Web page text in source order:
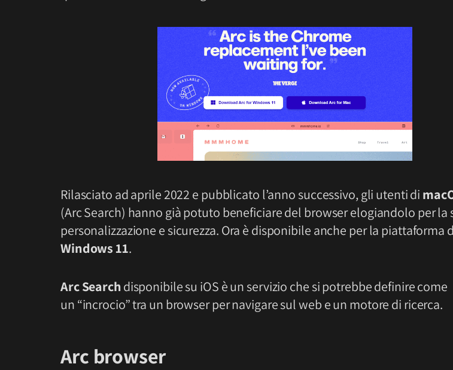
Rilasciato ad aprile 2022 e pubblicato l’anno successivo, gli utenti di
(Arc Search) hanno già potuto beneficiare del browser elogiandolo per la
personalizzazione e sicurezza. Ora è disponibile anche per la piattaforma
Windows 11.
Arc Searchdisponibile su iOS è un servizio che si potrebbe definire come
un “incrocio” tra un browser per navigare sul web e un motore di ricerca.
Arc browser